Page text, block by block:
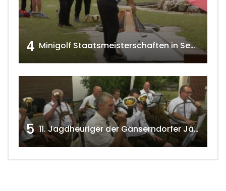
4 Minigolf Staatsmeisterschaften in Seefeld-Kadolz w4tv174
5 11. Jagdheuriger der Gänserndorfer Jäger 2020 w4tv166